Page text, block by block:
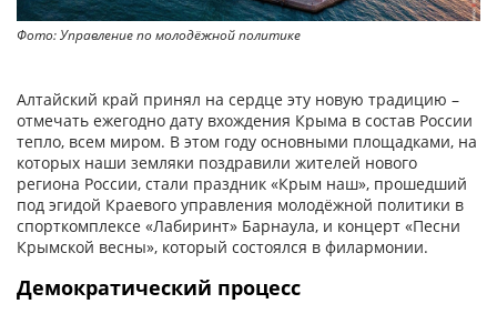
Фото: Управление по молодёжной политике
Алтайский край принял на сердце эту новую традицию –
отмечать ежегодно дату вхождения Крыма в состав России
тепло, всем миром. В этом году основными площадками, на
которых наши земляки поздравили жителей нового
региона России, стали праздник «Крым наш», прошедший
под эгидой Краевого управления молодёжной политики в
спорткомплексе «Лабиринт» Барнаула, и концерт «Песни
Крымской весны», который состоялся в филармонии.
Демократический процесс